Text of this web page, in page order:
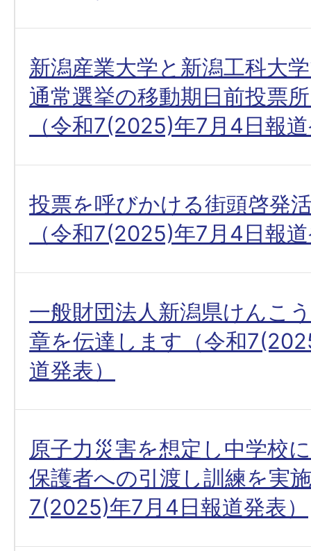
新潟産業大学と新潟工科大
通常選挙の移動期日前投票
（令和7(2025)年7月4日報
投票を呼びかける街頭啓発
（令和7(2025)年7月4日報
一般財団法人新潟県けんこ
章を伝達します（令和
道発表）
原子力災害を想定し中学校
保護者への引渡し訓練を実
7(2025)年7月4日報道発表）